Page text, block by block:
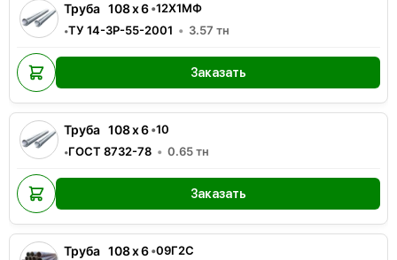
Труба 108x6•12Х1МФ
•ТУ 14-3Р-55-2001 3.57 тн
Заказать
Труба 108x6•10
•ГОСТ 8732-78 0.65тн
Заказать
Труба 108x6•09Г2С